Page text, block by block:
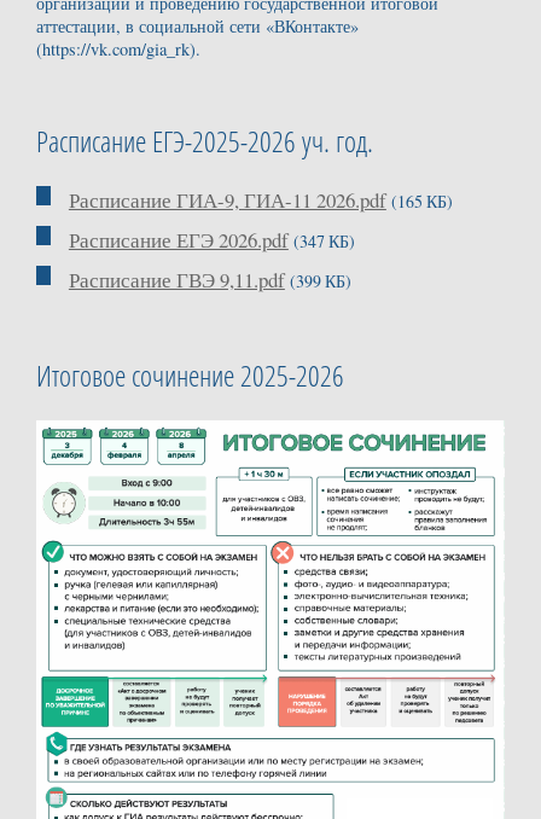
аттестации, в социальной сети «ВКонтакте»
(https://vk.com/gia_rk).
Расписание ЕГЭ-2025-2026 уч. год.
Расписание ГИА-9, ГИА-11 2026.pdf (165 КБ)
Расписание ЕГЭ 2026.pdf (347 КБ)
Расписание ГВЭ 9,11.pdf (399 КБ)
Итоговое сочинение 2025-2026